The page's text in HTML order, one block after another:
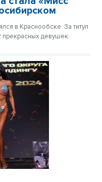
в Краснообске. За титул
прекрасных девушек.